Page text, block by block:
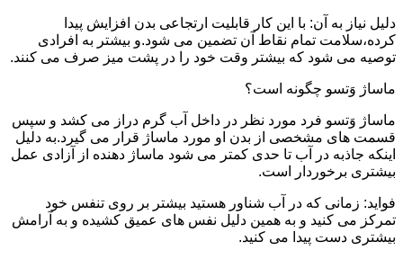
دلیل نیاز به آن: با این کار قابلیت ارتجاعی بدن افزایش پیدا
کرده،سلامت تمام نقاط آن تضمین می شود.و بیشتر به افرادی
توصیه می شود که بیشتر وقت خود را در پشت میز صرف می کنند.
ماساژ وَتسو چگونه است؟
ماساژ وَتسو فرد مورد نظر در داخل آب گرم دراز می کشد و سپس
قسمت های مشخصی از بدن او مورد ماساژ قرار می گیرد.به دلیل
اینکه جاذبه در آب تا حدی کمتر می شود ماساژ دهنده از آزادی عمل
بیشتری برخوردار است.
فواید: زمانی که در آب شناور هستید بیشتر بر روی تنفس خود
تمرکز می کنید و به همین دلیل نفس های عمیق کشیده و به آرامش
بیشتری دست پیدا می کنید.